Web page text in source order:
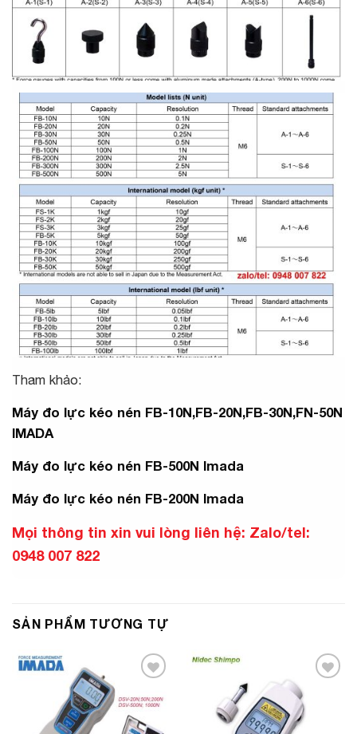
Tham khảo:
Máy đo lực kéo nén FB-10N,FB-20N,FB-30N,FN-50N
IMADA
Máy đo lực kéo nén FB-500N Imada
Máy đo lực kéo nén FB-200N Imada
Mọi thông tin xin vui lòng liên hệ: Zalo/tel:
0948 007 822
SẢN PHẨM TƯƠNG TỰ
Wishlist
Wishlist